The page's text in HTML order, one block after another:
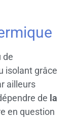
de
isolant grâce
ailleurs
de la
en question